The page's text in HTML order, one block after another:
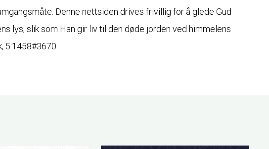
Denne nettsiden drives frivillig for å glede Gud
5:1458#3670.